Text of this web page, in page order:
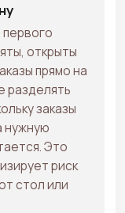
первого
открыты
прямо на
разделять
заказы
нужную
Это
риск
стол или